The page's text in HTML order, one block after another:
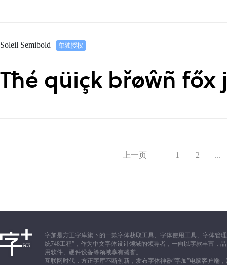
Soleil Semibold
Tħé qüiçk břøŵñ főx
上一页 1 2 ...
字加是方正字库旗下的一款字体获取工具、字体使用工具、字体管
统748工程”，作为中文字体设计领域的领导者，一向以字款丰富，
用软件、硬件设备等领域享有盛誉。
互联网时代，方正字库不断创新，发布字体神器“字加”电脑客户端